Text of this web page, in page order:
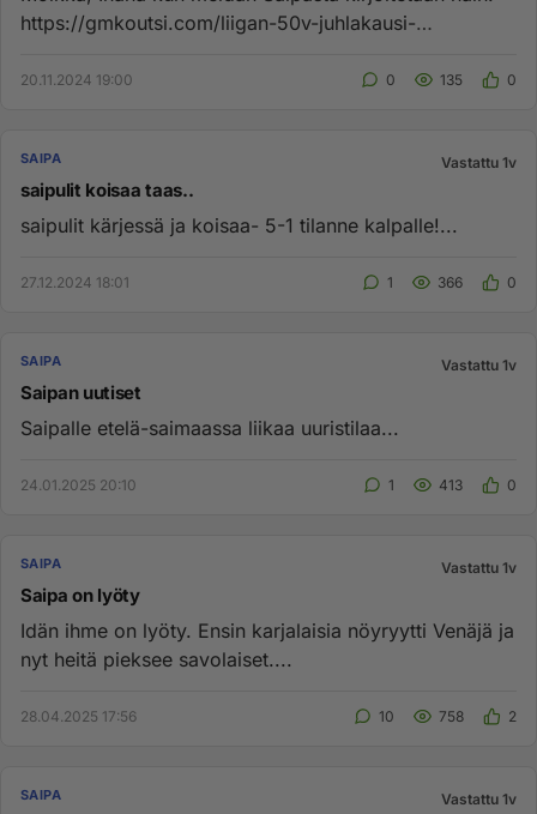
https://gmkoutsi.com/liigan-50v-juhlakausi-
20.11.2024 19:00 0 135 0
SAIPA Vastattu 1v
saipulit koisaa taas..
saipulit kärjessä ja koisaa- 5-1 tilanne kalpalle!...
27.12.2024 18:01 1 366 0
SAIPA Vastattu 1v
Saipan uutiset
Saipalle etelä-saimaassa liikaa uuristilaa...
24.01.2025 20:10 1 413 0
SAIPA Vastattu 1v
Saipa on lyöty
Idän ihme on lyöty. Ensin karjalaisia nöyryytti Venäjä ja
nyt heitä pieksee savolaiset....
28.04.2025 17:56 10 758 2
SAIPA Vastattu 1v